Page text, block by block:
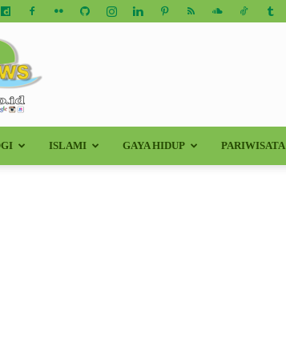
ISLAMI GAYA HIDUP PARIWISATA